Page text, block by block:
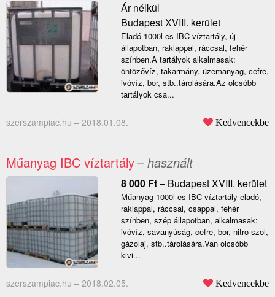
Ár nélkül
Budapest XVIII. kerület
Eladó 1000l-es IBC víztartály, új
állapotban, raklappal, ráccsal, fehér
színben.A tartályok alkalmasak:
öntözővíz, takarmány, üzemanyag, cefre,
ivóvíz, bor, stb..tárolására.Az olcsóbb
tartályok csa...
szerszampiac.hu – 2018.01.08. Kedvencekbe
Műanyag IBC víztartály– használt
8 000 Ft– Budapest XVIII. kerület
Műanyag 1000l-es IBC víztartály eladó,
raklappal, ráccsal, csappal, fehér
színben, szép állapotban, alkalmasak:
ivóvíz, savanyúság, cefre, bor, nitro szol,
gázolaj, stb..tárolására.Van olcsóbb
kivi...
szerszampiac.hu – 2018.02.05. Kedvencekbe